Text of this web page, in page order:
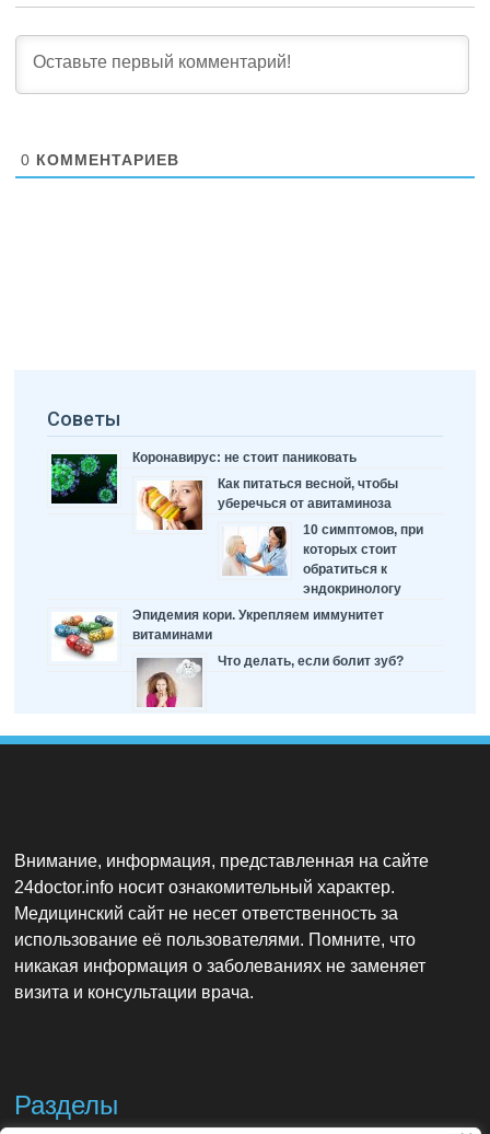
0 КОММЕНТАРИЕВ
Советы
Коронавирус: не стоит паниковать
Как питаться весной, чтобы
уберечься от авитаминоза
10 симптомов, при
которых стоит
обратиться к
эндокринологу
Эпидемия кори. Укрепляем иммунитет
витаминами
Что делать, если болит зуб?
Внимание, информация, представленная на сайте
24doctor.info носит ознакомительный характер.
Медицинский сайт не несет ответственность за
использование её пользователями. Помните, что
никакая информация о заболеваниях не заменяет
визита и консультации врача.
Разделы